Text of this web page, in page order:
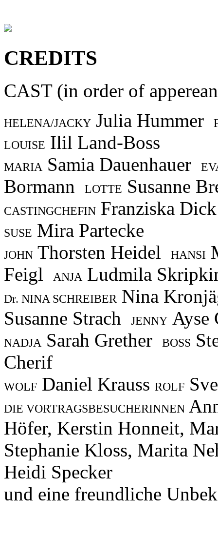
CREDITS
CAST (in order of
HELENA/JACKY Julia Hummer
LOUISE Ilil Land-Boss
MARIA Samia Dauenhauer
Bormann LOTTE Susanne
CASTINGCHEFIN Franziska
SUSE Mira Partecke
JOHN Thorsten Heidel HANSI
Feigl
ANJA Ludmila
Dr. NINA SCHREIBER Nina
Susanne Strach
JENNY Ayse
NADJA Sarah Grether BOSS
Cherif
WOLF Daniel Krauss ROLF
DIE VORTRAGSBESUCHERINNEN
Höfer, Kerstin Honneit,
Stephanie Kloss, Marita
Heidi Specker
und eine freundliche